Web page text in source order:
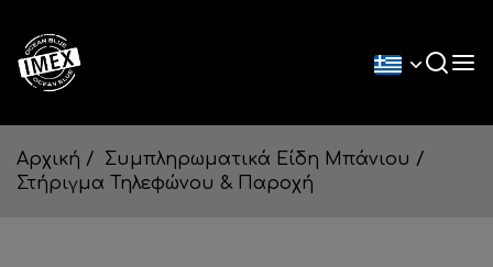
Αρχική
Συμπληρωματικά Είδη Μπάνιου
Στήριγμα Τηλεφώνου & Παροχή